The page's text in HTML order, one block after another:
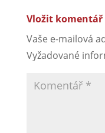
Vložit komentář
Vaše e-mailová
Vyžadované